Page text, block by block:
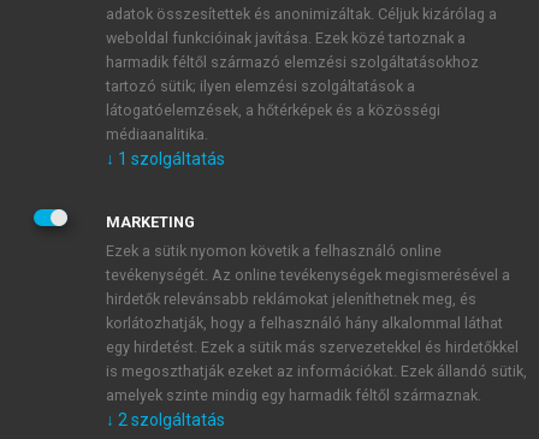
E-MAIL-CÍM
JELSZÓ
JELSZÓ ÚJRA
Kérek értesítést a MeRSZ újdonságairól, akcióiról.
Kérek értesítést az Akadémiai Kiadó Zrt. újdonságairól,
adatok összesítettek és anonimizáltak. Céljuk kizárólag a
weboldal funkcióinak javítása. Ezek közé tartoznak a
harmadik féltől származó elemzési szolgáltatásokhoz
tartozó sütik; ilyen elemzési szolgáltatások a
látogatóelemzések, a hőtérképek és a közösségi
médiaanalitika.
↓ 1 szolgáltatás
MARKETING
Ezek a sütik nyomon követik a felhasználó online
tevékenységét. Az online tevékenységek megismerésével a
hirdetők relevánsabb reklámokat jeleníthetnek meg, és
korlátozhatják, hogy a felhasználó hány alkalommal láthat
egy hirdetést. Ezek a sütik más szervezetekkel és hirdetőkkel
is megoszthatják ezeket az információkat. Ezek állandó sütik,
amelyek szinte mindig egy harmadik féltől származnak.
↓ 2 szolgáltatás